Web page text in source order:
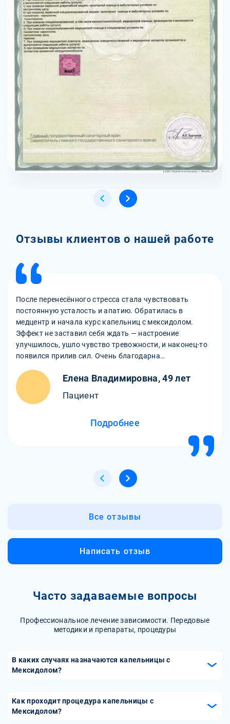
Отзывы клиентов о нашей работе
После перенесённого стресса стала чувствовать
постоянную усталость и апатию. Обратилась в
медцентр и начала курс капельниц с мексидолом.
Эффект не заставил себя ждать — настроение
улучшилось, ушло чувство тревожности, и наконец-то
появился прилив сил. Очень благодарна
индивидуальный подход и поддержку!
Елена Владимировна, 49 лет
Пациент
Подробнее
Все отзывы
Написать отзыв
Часто задаваемые вопросы
Профессиональное лечение зависимости. Передовые
методики и препараты, процедуры
В каких случаях назначаются капельницы с
Мексидолом?
кровообращения в мозге, хронических стрессах,
алкогольной и наркотической интоксикации, а также для
Как проходит процедура капельницы с
Мексидолом?